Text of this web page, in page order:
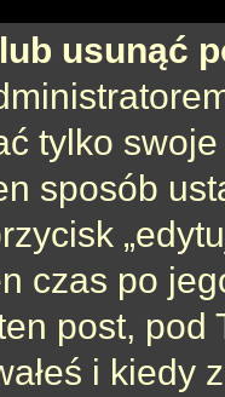
usunąć
tylko
sposób
czas po
post,
i kiedy